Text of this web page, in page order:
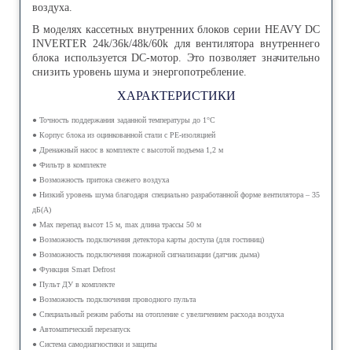
воздуха.
В моделях кассетных внутренних блоков серии HEAVY DC
INVERTER 24k/36k/48k/60k для вентилятора внутреннего
блока используется DC-мотор. Это позволяет значительно
снизить уровень шума и энергопотребление.
ХАРАКТЕРИСТИКИ
● Точность поддержания заданной температуры до 1°С
● Корпус блока из оцинкованной стали с PE-изоляцией
● Дренажный насос в комплекте с высотой подъема 1,2 м
● Фильтр в комплекте
● Возможность притока свежего воздуха
● Низкий уровень шума благодаря специально разработанной форме вентилятора – 35
дБ(А)
● Max перепад высот 15 м, max длина трассы 50 м
● Возможность подключения детектора карты доступа (для гостиниц)
● Возможность подключения пожарной сигнализации (датчик дыма)
● Функция Smart Defrost
● Пульт ДУ в комплекте
● Возможность подключения проводного пульта
● Специальный режим работы на отопление с увеличением расхода воздуха
● Автоматический перезапуск
● Система самодиагностики и защиты